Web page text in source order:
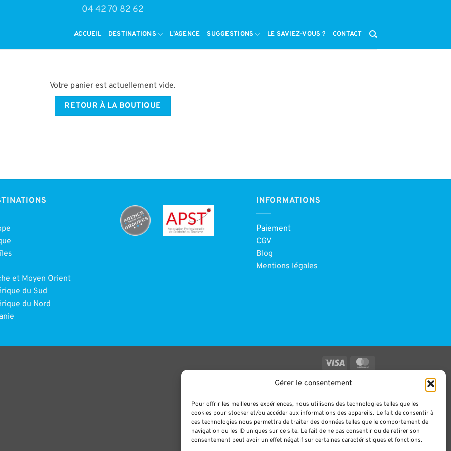
Gérer le consentement
Pour offrir les meilleures expériences, nous utilisons des technologies telles que les
cookies pour stocker et/ou accéder aux informations des appareils. Le fait de consentir à
ces technologies nous permettra de traiter des données telles que le comportement de
navigation ou les ID uniques sur ce site. Le fait de ne pas consentir ou de retirer son
consentement peut avoir un effet négatif sur certaines caractéristiques et fonctions.
04 42 70 82 62
ACCUEIL DESTINATIONS L’AGENCE SUGGESTIONS LE SAVIEZ-VOUS ? CONTACT
Votre panier est actuellement vide.
RETOUR À LA BOUTIQUE
et Moyen Orient
du Sud
du Nord
INFORMATIONS
Paiement
CGV
Blog
Mentions légales
Visa